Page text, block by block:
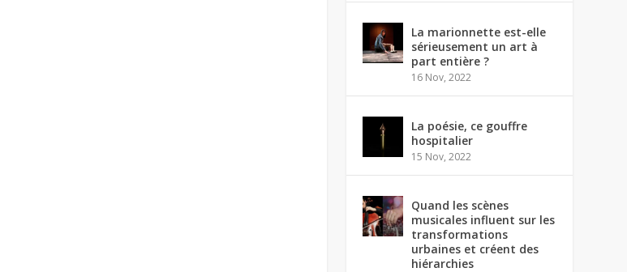
La marionnette est-elle
sérieusement un art à
part entière ?
16 Nov, 2022
La poésie, ce gouffre
hospitalier
15 Nov, 2022
Quand les scènes
musicales influent sur les
transformations
urbaines et créent des
hiérarchies